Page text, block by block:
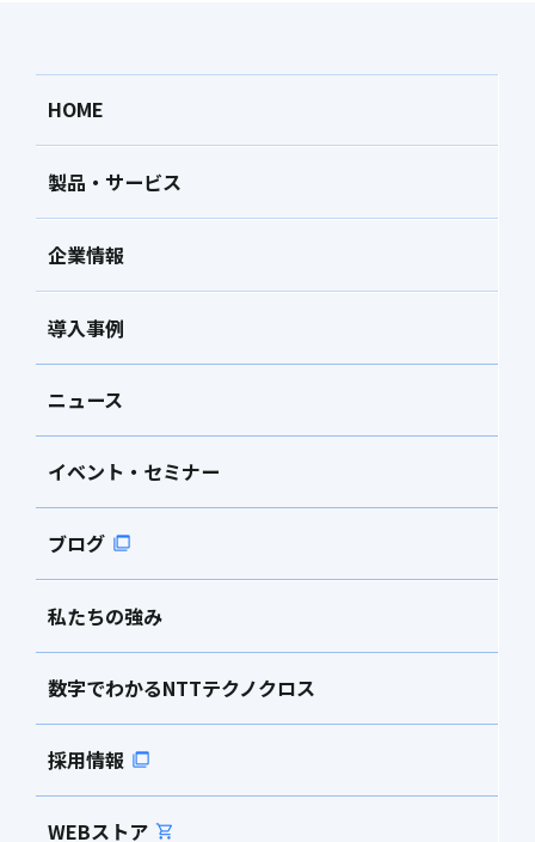
HOME
製品・サービス
企業情報
導入事例
ニュース
イベント・セミナー
ブログ
私たちの強み
数字でわかるNTTテクノクロス
採用情報
WEBストア